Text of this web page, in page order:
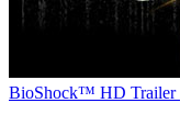
BioShock™ HD Trailer